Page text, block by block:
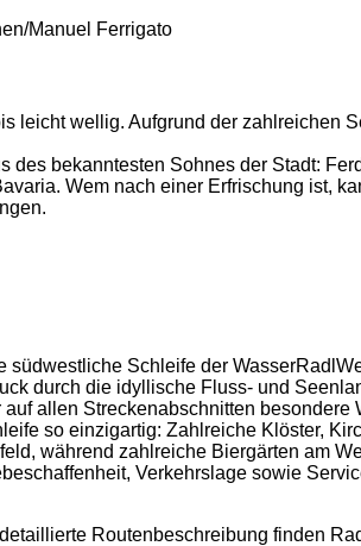
Manuel Ferrigato
leicht wellig. Aufgrund der zahlreichen
bekanntesten Sohnes der Stadt:
Wem nach einer Erfrischung ist,
Schleife der
durch die idyllische Fluss- und
allen Streckenabschnitten besondere
so einzigartig: Zahlreiche Klöster,
während zahlreiche Biergärten am
Verkehrslage sowie
Routenbeschreibung finden